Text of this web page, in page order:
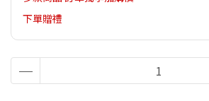
下單贈禮